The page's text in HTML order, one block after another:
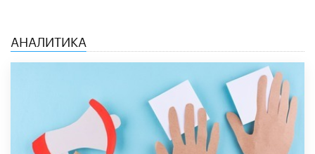
АНАЛИТИКА